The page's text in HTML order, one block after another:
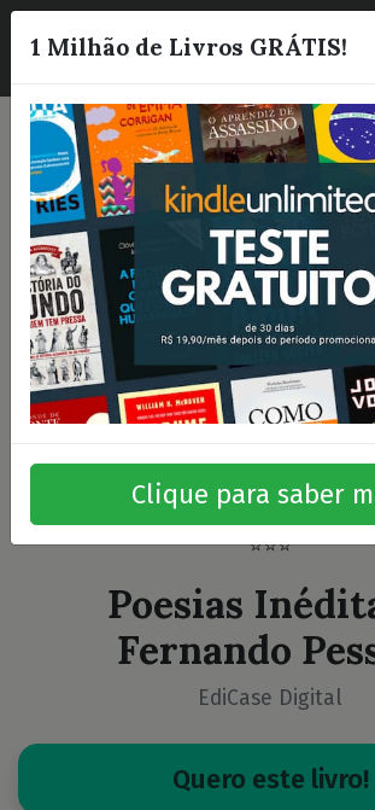
⭐⭐⭐
Poesias
Fernando
EdiCase Digital
Quero este livro!
1 Milhão de Livros GRÁTIS!
Clique para saber